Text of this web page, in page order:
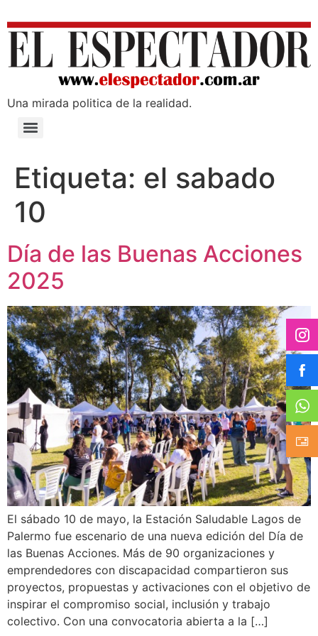
Una mirada poli­tica de la realidad.
Etiqueta: el sabado
10
Día de las Buenas Acciones
2025
El sábado 10 de mayo, la Estación Saludable Lagos de
Palermo fue escenario de una nueva edición del Día de
las Buenas Acciones. Más de 90 organizaciones y
emprendedores con discapacidad compartieron sus
proyectos, propuestas y activaciones con el objetivo de
inspirar el compromiso social, inclusión y trabajo
colectivo. Con una convocatoria abierta a la […]